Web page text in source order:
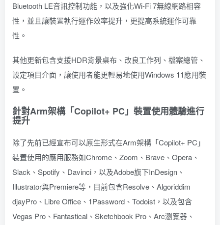
Bluetooth LE音訊控制功能，以及強化Wi-Fi 7無線網路相容
性，並且讓裝置執行運作效率提升，更提高系統運作可靠
性。
其他更新包含支援HDR背景桌布、改良工作列、檔案總管、
設定項目介面，讓使用者能更輕易地使用Windows 11應用裝
置。
針對Arm架構「Copilot+ PC」裝置使用體驗進行
提升
除了先前已經宣布可以原生形式在Arm架構「Copilot+ PC」
裝置使用的應用服務如Chrome、Zoom、Brave、Opera、
Slack、Spotify、Davinci，以及Adobe旗下InDesign、
Illustrator與Premiere等，目前包含Resolve、Algoriddim
djayPro、Libre Office、1Password、Todoist，以及包含
Vegas Pro、Fantastical、Sketchbook Pro、Arc瀏覽器、